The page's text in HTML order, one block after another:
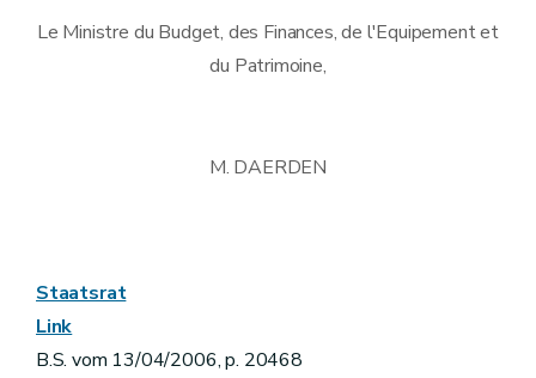
Le Ministre du Budget, des Finances, de l'Equipement et
du Patrimoine,
M. DAERDEN
Staatsrat
Link
B.S. vom 13/04/2006, p. 20468